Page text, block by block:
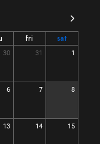
fri sat
30 31 1
6 7 8
13 14 15